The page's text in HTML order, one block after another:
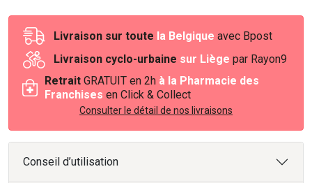
Livraison sur toute la Belgique avec Bpost
Livraison cyclo-urbaine sur Liège par Rayon9
Retrait GRATUIT en 2h à la Pharmacie des
Franchises en Click & Collect
Consulter le détail de nos livraisons
Conseil d’utilisation